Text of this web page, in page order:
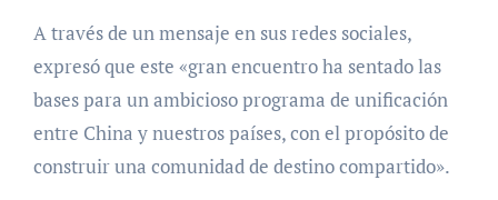
A través de un mensaje en sus redes sociales,
expresó que este «gran encuentro ha sentado las
bases para un ambicioso programa de unificación
entre China y nuestros países, con el propósito de
construir una comunidad de destino compartido».